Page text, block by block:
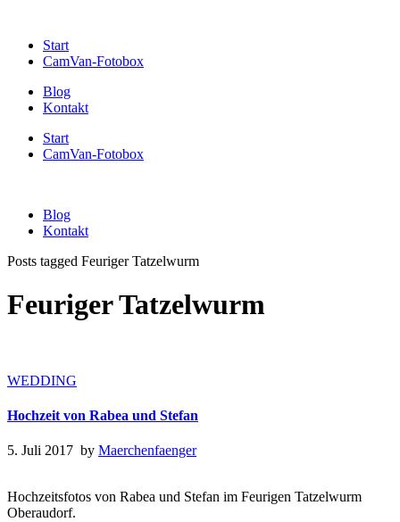
Start
CamVan-Fotobox
Blog
Kontakt
Start
CamVan-Fotobox
Blog
Kontakt
Posts tagged Feuriger Tatzelwurm
Feuriger Tatzelwurm
WEDDING
Hochzeit von Rabea und Stefan
5. Juli 2017 by Maerchenfaenger
Hochzeitsfotos von Rabea und Stefan im Feurigen Tatzelwurm
Oberaudorf.